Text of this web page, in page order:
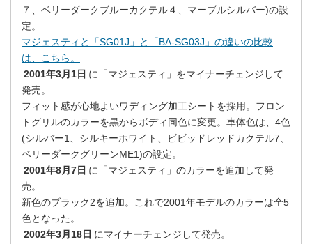
７、ベリーダークブルーカクテル４、マーブルシルバー)の設
定。
マジェスティと「SG01J」と「BA-SG03J」の違いの比較
は、こちら。
2001年3月1日 に「マジェスティ」をマイナーチェンジして
発売。
フィット感が心地よいワディング加工シートを採用。フロン
トグリルのカラーを黒からボディ同色に変更。車体色は、4色
(シルバー1、シルキーホワイト、ビビッドレッドカクテル7、
ベリーダークグリーンME1)の設定。
2001年8月7日 に「マジェスティ」のカラーを追加して発
売。
新色のブラック2を追加。これで2001年モデルのカラーは全5
色となった。
2002年3月18日 にマイナーチェンジして発売。